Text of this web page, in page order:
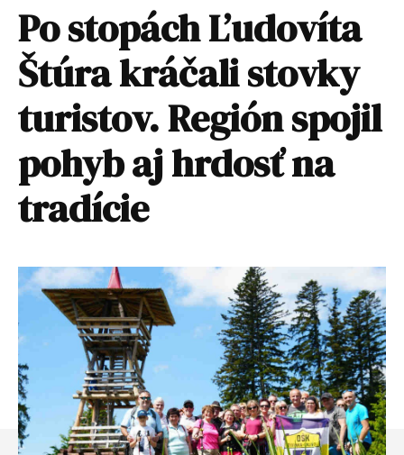
Po stopách Ľudovíta
Štúra kráčali stovky
turistov. Región spojil
pohyb aj hrdosť na
tradície